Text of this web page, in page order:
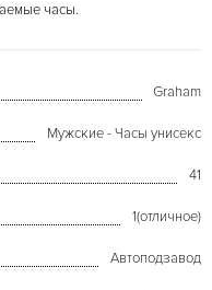
часы.
Graham
Мужские - Часы унисекс
41
1(отличное)
Автоподзавод